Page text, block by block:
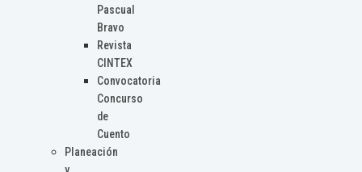
Pascual
Bravo
Revista
CINTEX
Convocatoria
Concurso
de
Cuento
Planeación